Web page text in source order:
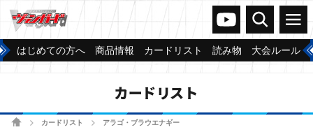
ヴァンガードch
検索 メニュー
はじめての方へ 商品情報 カードリスト 読み物 大会ルール
カードリスト
ホームカードリスト アラゴ・ブラウエナギー